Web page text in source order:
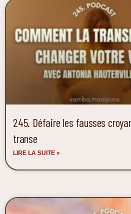
245. Défaire les fausses
transe
LIRE LA SUITE »